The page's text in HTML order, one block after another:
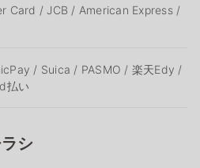
Card / JCB / American Express /
/ Suica / PASMO / 楽天Edy /
払い
シ